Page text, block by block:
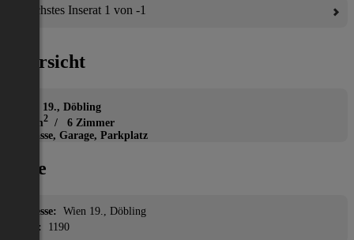
Nächstes Inserat 1 von -1
Übersicht
Wien 19., Döbling
140 m2 / 6 Zimmer
Terrasse, Garage, Parkplatz
Lage
Adresse: Wien 19., Döbling
PLZ:
1190